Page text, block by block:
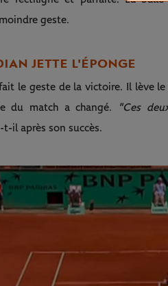
geste.
JETTE L'ÉPONGE
fait le geste de la victoire. Il lève
du match a changé.
"Ces
il après son succès.